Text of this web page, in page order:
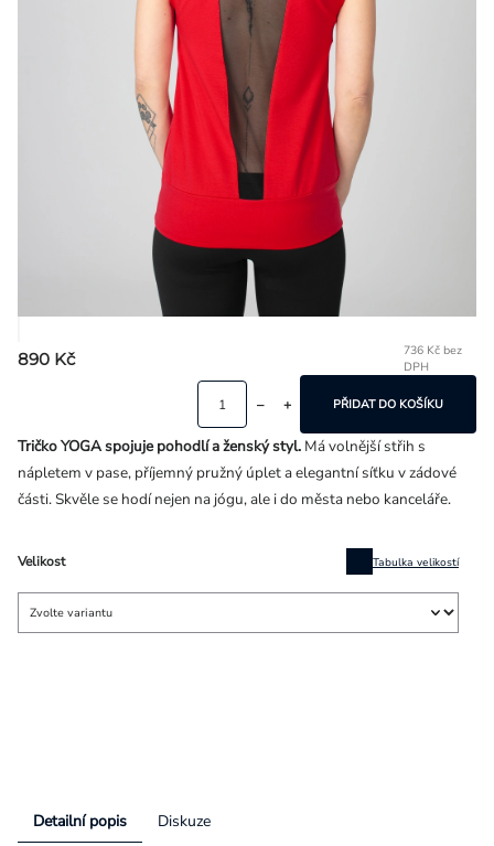
890 Kč
736 Kč bez
DPH
Velikost Tabulka velikostí
PŘIDAT DO KOŠÍKU
Tričko YOGA spojuje pohodlí a ženský styl. Má volnější střih s
nápletem v pase, příjemný pružný úplet a elegantní síťku v zádové
části. Skvěle se hodí nejen na jógu, ale i do města nebo kanceláře.
Detailní popis Diskuze